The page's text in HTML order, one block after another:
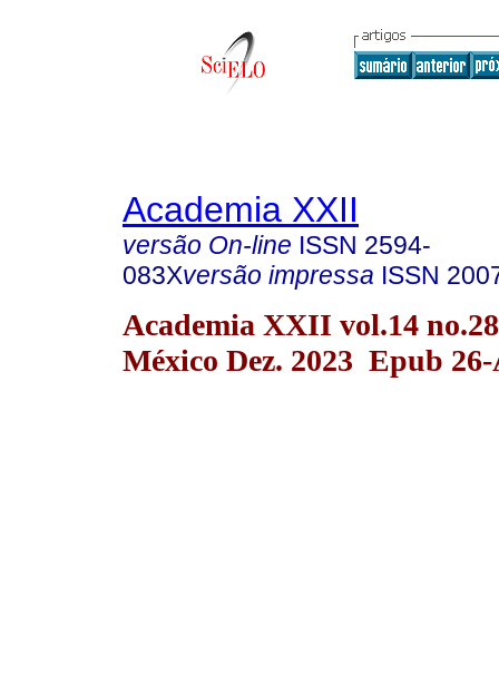
Academia XXII
versão On-line ISSN 2594-
083Xversão impressa ISSN
Academia XXII vol.14
México Dez. 2023 Epub 26-